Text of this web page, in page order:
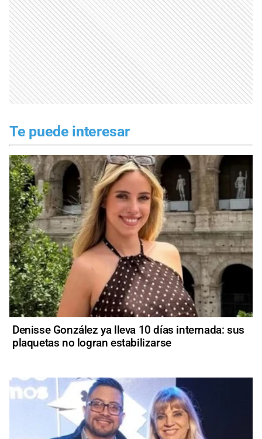
Te puede interesar
Denisse González ya lleva 10 días internada: sus
plaquetas no logran estabilizarse